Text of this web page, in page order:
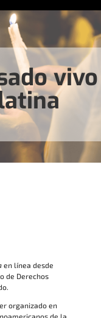
vivo
en línea desde
de Derechos
organizado en